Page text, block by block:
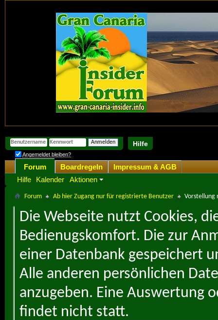
Hilfe
Angemeldet bleiben?
Forum
Hilfe
Kalender Aktionen
Boardregeln Impressum & AGB
Forum Ab hier Zugang nur für registrierte Benutzer Vorstellung
Die Webseite nutzt Cookies,
Bedienugskomfort. Die zur
einer Datenbank gespeichert
Alle anderen persönlichen
anzugeben. Eine Auswertung
findet nicht statt.